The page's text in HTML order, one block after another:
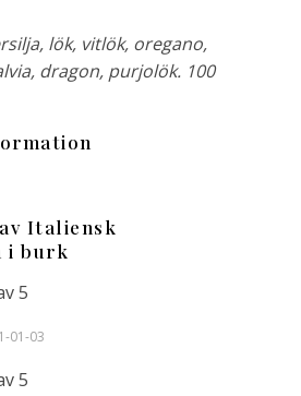
lök, vitlök, oregano,
dragon, purjolök. 100
Italiensk
i burk
5
01-03
5